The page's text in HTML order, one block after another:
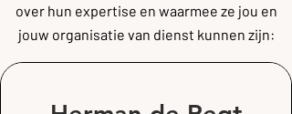
over hun expertise en waarmee ze jou en
jouw organisatie van dienst kunnen zijn: